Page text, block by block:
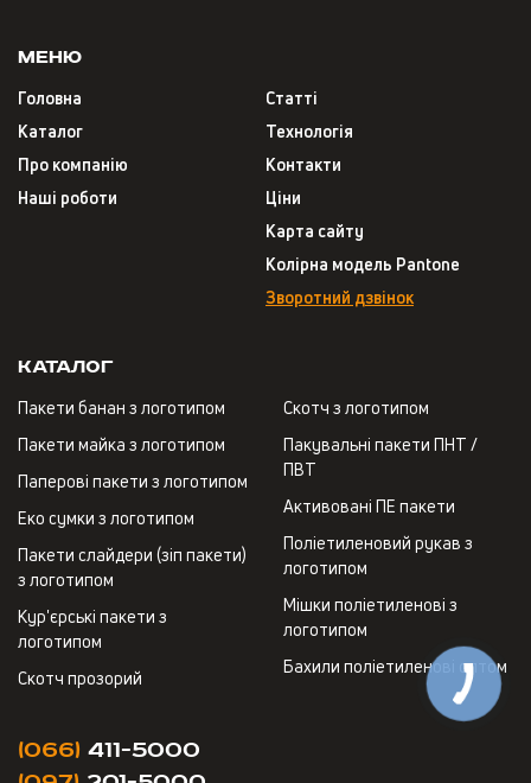
Меню
Головна
Каталог
Про компанію
Наші роботи
Статті
Технологія
Контакти
Ціни
Карта сайту
Колірна модель Pantone
Зворотний дзвінок
Каталог
Пакети банан з логотипом
Пакети майка з логотипом
Паперові пакети з логотипом
Еко сумки з логотипом
Пакети слайдери (зіп пакети)
з логотипом
Кур'єрські пакети з
логотипом
Скотч прозорий
Скотч з логотипом
Пакувальні пакети ПНТ /
ПВТ
Активовані ПЕ пакети
Поліетиленовий рукав з
логотипом
Мішки поліетиленові з
логотипом
Бахили поліетиленові оптом
(066) 411-5000